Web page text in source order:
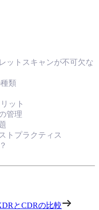
ットスキャンが不可欠な
類
ット
管理
トプラクティス
とCDRの比較